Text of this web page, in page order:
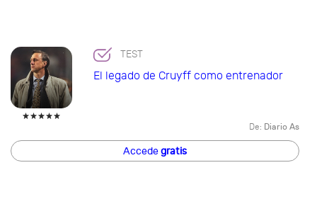
TEST
El legado de Cruyff como entrenador
De: Diario As
Accedegratis